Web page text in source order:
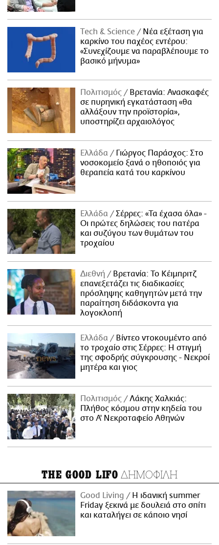
Τech & Science
Νέα εξέταση για
καρκίνο του παχέος εντέρου:
«Συνεχίζουμε να παραβλέπουμε το
βασικό μήνυμα»
Πολιτισμός
Βρετανία: Ανασκαφές
σε πυρηνική εγκατάσταση «θα
αλλάξουν την προϊστορία»,
υποστηρίζει αρχαιολόγος
Ελλάδα
Γιώργος Παράσχος: Στο
νοσοκομείο ξανά ο ηθοποιός για
θεραπεία κατά του καρκίνου
Ελλάδα
Σέρρες: «Τα έχασα όλα» -
Οι πρώτες δηλώσεις του πατέρα
και συζύγου των θυμάτων του
τροχαίου
Διεθνή
Βρετανία: Το Κέιμπριτζ
επανεξετάζει τις διαδικασίες
πρόσληψης καθηγητών μετά την
παραίτηση διδάσκοντα για
λογοκλοπή
Ελλάδα
Βίντεο ντοκουμέντο από
το τροχαίο στις Σέρρες: Η στιγμή
της σφοδρής σύγκρουσης - Νεκροί
μητέρα και γιος
Πολιτισμός
Λάκης Χαλκιάς:
Πλήθος κόσμου στην κηδεία του
στο Α' Νεκροταφείο Αθηνών
THE GOOD LIFO ΔΗΜΟΦΙΛΗ
Good Living
Η ιδανική summer
Friday ξεκινά με δουλειά στο σπίτι
και καταλήγει σε κάποιο νησί